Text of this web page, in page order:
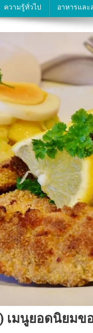
ความรู้ทั่วไป อาหารแล
เมนูยอดนิยมข